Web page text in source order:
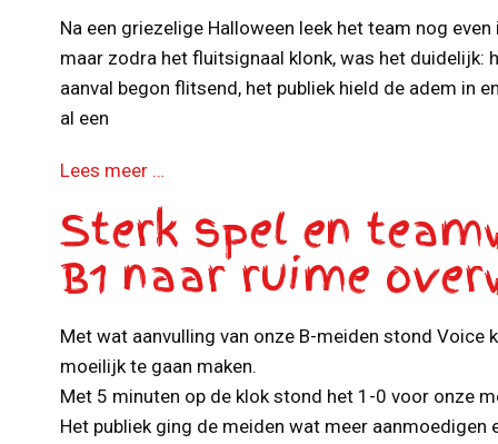
Na een griezelige Halloween leek het team nog
maar zodra het fluitsignaal klonk, was het duidelijk:
aanval begon flitsend, het publiek hield de adem in
al een
Lees meer …
Sterk spel en
B1 naar ruime
Met wat aanvulling van onze B-meiden stond Voice
moeilijk te gaan maken.
Met 5 minuten op de klok stond het 1-0 voor onze
Het publiek ging de meiden wat meer aanmoedigen